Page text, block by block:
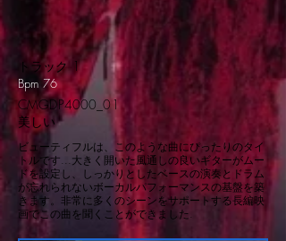
トラック 1
Bpm 76
CMGDP4000_01
美しい
ビューティフルは、このような曲にぴったりのタイ
トルです...大きく開いた風通しの良いギターがムー
ドを設定し、しっかりとしたベースの演奏とドラム
が忘れられないボーカルパフォーマンスの基盤を築
きます。非常に多くのシーンをサポートする長編映
画でこの曲を聞くことができました.